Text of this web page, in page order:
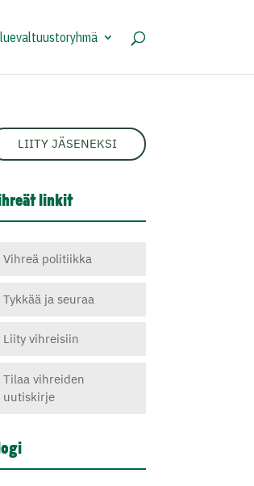
LIITY JÄSENEKSI
linkit
Vihreä politiikka
Tykkää ja seuraa
Liity vihreisiin
Tilaa vihreiden
uutiskirje